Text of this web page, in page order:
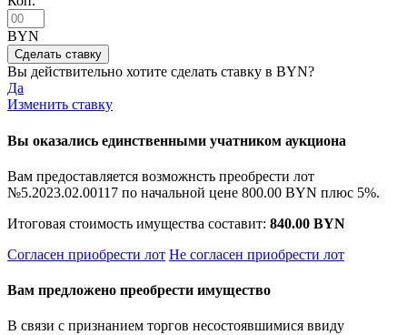
BYN
Вы действительно хотите сделать ставку в BYN?
Да
Изменить ставку
Вы оказались единственными учатником аукциона
Вам предоставляется возможнсть преобрести лот
№5.2023.02.00117 по начальной цене 800.00 BYN плюс 5%.
Итоговая стоимость имущества составит: 840.00 BYN
Согласен приобрести лот Не согласен приобрести лот
Вам предложено преобрести имущество
В связи с признанием торгов несостоявшимися ввиду